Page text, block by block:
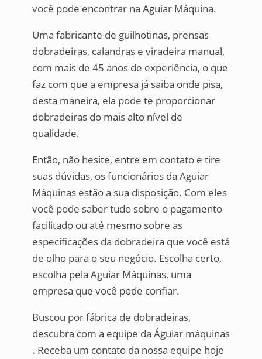
você pode encontrar na Aguiar Máquina.
Uma fabricante de guilhotinas, prensas
dobradeiras, calandras e viradeira manual,
com mais de 45 anos de experiência, o que
faz com que a empresa já saiba onde pisa,
desta maneira, ela pode te proporcionar
dobradeiras do mais alto nível de
qualidade.
Então, não hesite, entre em contato e tire
suas dúvidas, os funcionários da Aguiar
Máquinas estão a sua disposição. Com eles
você pode saber tudo sobre o pagamento
facilitado ou até mesmo sobre as
especificações da dobradeira que você está
de olho para o seu negócio. Escolha certo,
escolha pela Aguiar Máquinas, uma
empresa que você pode confiar.
Buscou por fábrica de dobradeiras,
descubra com a equipe da Águiar máquinas
. Receba um contato da nossa equipe hoje